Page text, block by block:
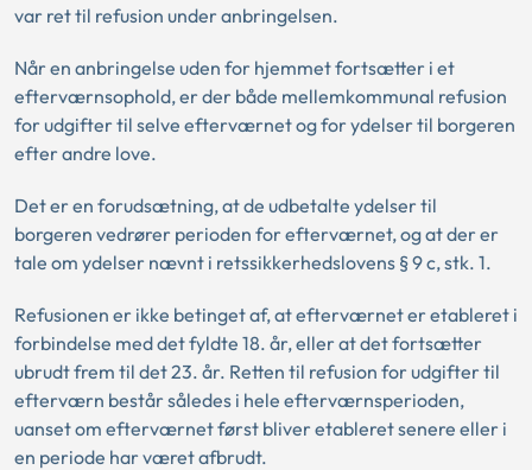
var ret til refusion under anbringelsen.
Når en anbringelse uden for hjemmet fortsætter i et
efterværnsophold, er der både mellemkommunal refusion
for udgifter til selve efterværnet og for ydelser til borgeren
efter andre love.
Det er en forudsætning, at de udbetalte ydelser til
borgeren vedrører perioden for efterværnet, og at der er
tale om ydelser nævnt i retssikkerhedslovens § 9 c, stk. 1.
Refusionen er ikke betinget af, at efterværnet er etableret i
forbindelse med det fyldte 18. år, eller at det fortsætter
ubrudt frem til det 23. år. Retten til refusion for udgifter til
efterværn består således i hele efterværnsperioden,
uanset om efterværnet først bliver etableret senere eller i
en periode har været afbrudt.